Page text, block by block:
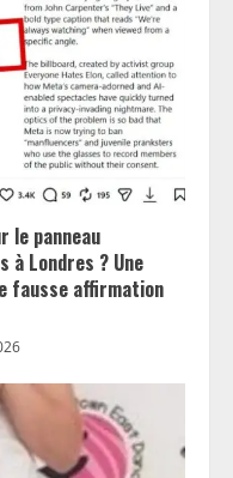
le panneau
à Londres ? Une
fausse affirmation